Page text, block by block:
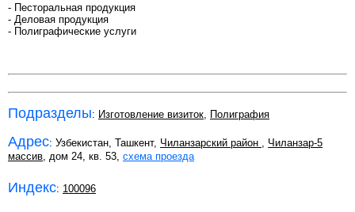
- Песторальная продукция
- Деловая продукция
- Полиграфические услуги
Подразделы: Изготовление визиток, Полиграфия
Адрес: Узбекистан, Ташкент, Чиланзарский район , Чиланзар-5
массив, дом 24, кв. 53, схема проезда
Индекс: 100096